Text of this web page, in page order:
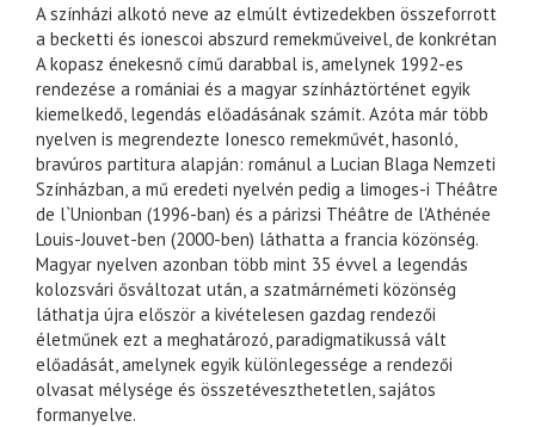
A színházi alkotó neve az elmúlt évtizedekben összeforrott
a becketti és ionescoi abszurd remekműveivel, de konkrétan
A kopasz énekesnő című darabbal is, amelynek 1992-es
rendezése a romániai és a magyar színháztörténet egyik
kiemelkedő, legendás előadásának számít. Azóta már több
nyelven is megrendezte Ionesco remekművét, hasonló,
bravúros partitura alapján: románul a Lucian Blaga Nemzeti
Színházban, a mű eredeti nyelvén pedig a limoges-i Théâtre
de l`Unionban (1996-ban) és a párizsi Théâtre de l'Athénée
Louis-Jouvet-ben (2000-ben) láthatta a francia közönség.
Magyar nyelven azonban több mint 35 évvel a legendás
kolozsvári ősváltozat után, a szatmárnémeti közönség
láthatja újra először a kivételesen gazdag rendezői
életműnek ezt a meghatározó, paradigmatikussá vált
előadását, amelynek egyik különlegessége a rendezői
olvasat mélysége és összetéveszthetetlen, sajátos
formanyelve.